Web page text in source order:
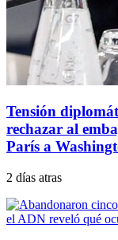
Tensión
rechazar al
París a
2 días atras